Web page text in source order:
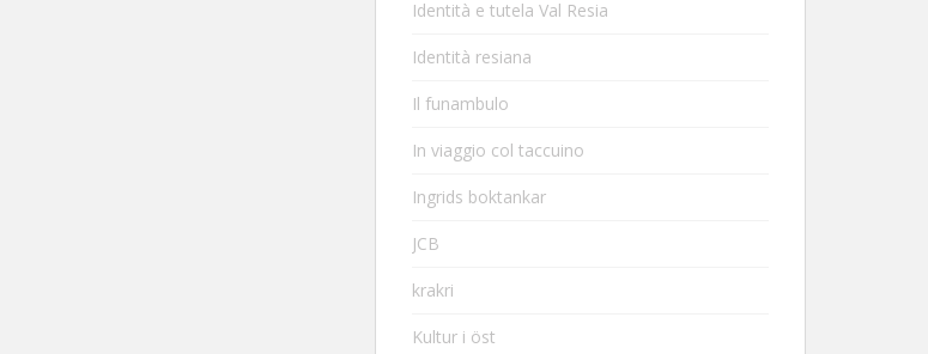
Identità e tutela Val Resia
Identità resiana
Il funambulo
In viaggio col taccuino
Ingrids boktankar
JCB
krakri
Kultur i öst